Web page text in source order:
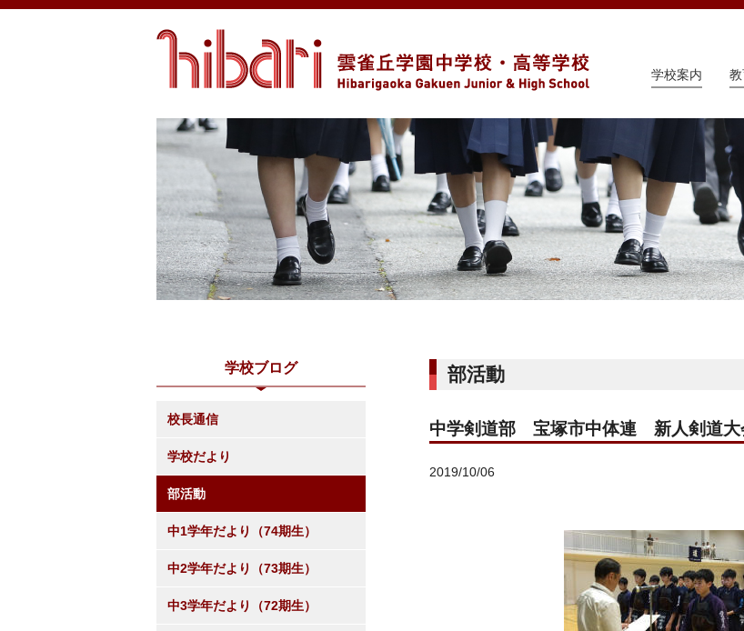
学校案内
部活動
中学剣道部 宝塚市中体連 新人剣道大
2019/10/06
学校ブログ
校長通信
学校だより
部活動
中1学年だより（74期生）
中2学年だより（73期生）
中3学年だより（72期生）